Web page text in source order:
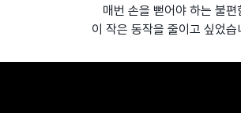
매번 손을 뻗어야 하는 불편
이 작은 동작을 줄이고 싶었습